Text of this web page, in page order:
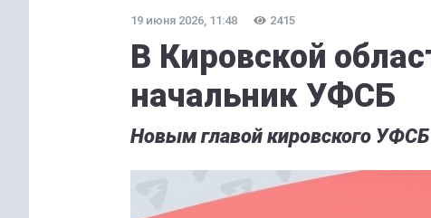
19 июня 2026, 11:48 2415
В Кировской
начальник УФСБ
Новым главой кировского